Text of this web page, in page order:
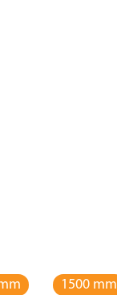
1500 mm